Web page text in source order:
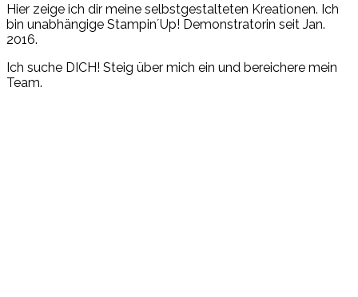
Hier zeige ich dir meine selbstgestalteten Kreationen. Ich
bin unabhängige Stampin´Up! Demonstratorin seit Jan.
2016.
Ich suche DICH! Steig über mich ein und bereichere mein
Team.